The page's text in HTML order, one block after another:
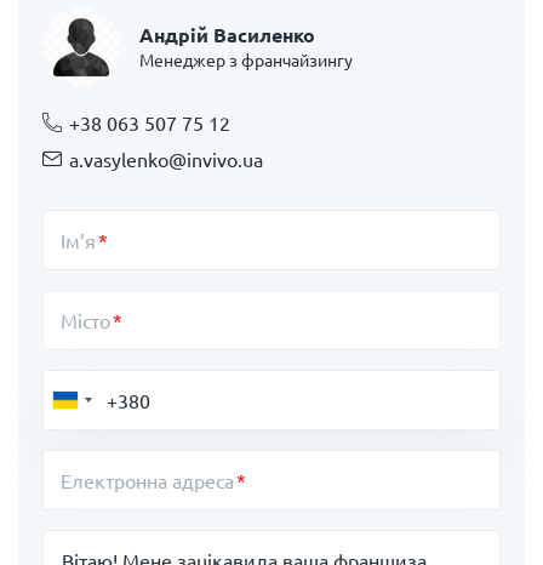
Андрій Василенко
Менеджер з франчайзингу
+38 063 507 75 12
a.vasylenko@invivo.ua
Ім’я
Місто
Електронна адреса